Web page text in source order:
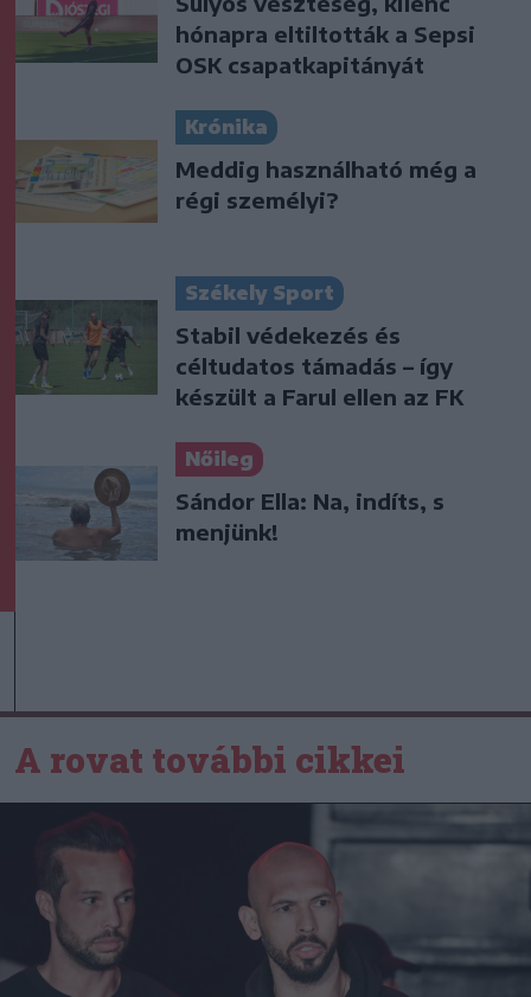
hónapra eltiltották a Sepsi
OSK csapatkapitányát
Krónika
Meddig használható még a
régi személyi?
Székely Sport
Stabil védekezés és
céltudatos támadás – így
készült a Farul ellen az FK
Nőileg
Sándor Ella: Na, indíts, s
menjünk!
A rovat további cikkei